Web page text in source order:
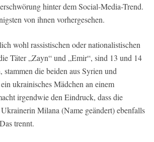
hinter dem Social-Media-Trend.
von ihnen vorhergesehen.
wohl rassistischen oder nationalistischen
Täter „Zayn“ und „Emir“, sind 13 und 14
die beiden aus Syrien und
ukrainisches Mädchen an einem
irgendwie den Eindruck, dass die
Milana (Name geändert) ebenfalls
trennt.